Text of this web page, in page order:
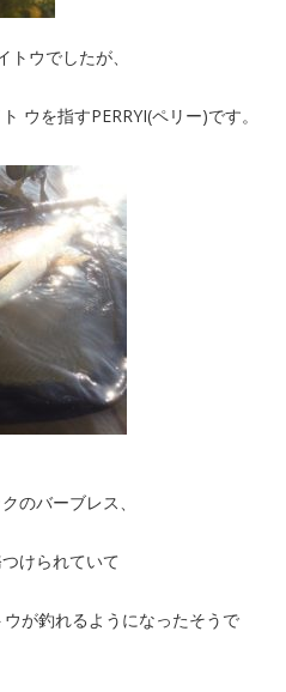
ウでしたが、
ウを指すPERRYI(ペリー)です。
のバーブレス、
けられていて
が釣れるようになったそうで